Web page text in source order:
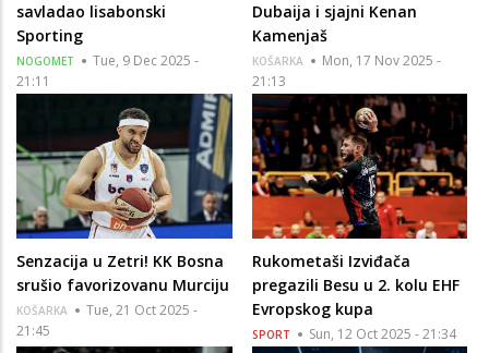
savladao lisabonski
Sporting
NOGOMET
Tue, 9 Dec 2025 -
21:11
Dubaija i sjajni Kenan
Kamenjaš
KOŠARKA
Mon, 17 Nov 2025 -
21:13
Senzacija u Zetri! KK Bosna
srušio favorizovanu Murciju
KOŠARKA
Tue, 21 Oct 2025 -
21:45
Rukometaši Izviđača
pregazili Besu u 2. kolu EHF
Evropskog kupa
SPORT Sun, 12 Oct 2025 - 21:34